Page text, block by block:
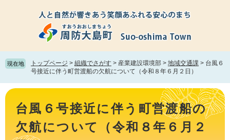
頭
で
飛
ば
て
現在地 トップページ > 組織でさがす > 産業建設環境部 > 地域交通課 > 台風６
号接近に伴う町営渡船の欠航について（令和８年６月２日）
本
台風６号接近に伴う町営渡船の
欠航について（令和８年６月２